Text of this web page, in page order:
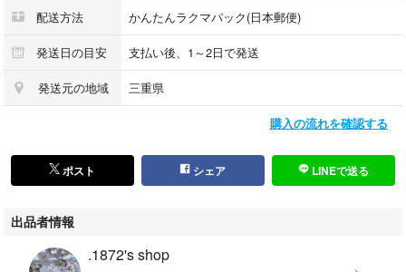
割れやカスレ、若干のラメ落ちが見られますが、着用に差し支える大きな
• ボディ：若干の色あせが見られます。
パンク・ストリートファッションの味としてご理解いただける方のみご購
入をお願いいたします。
⸻
・値下げ交渉は致しませんので、ご了承ください。
・梱包はコンパクトに畳んで発送いたします。畳みジワはご容赦くださ
・写真のハンガーは付属しません。
・照明などの影響で実際の色味が異なる場合があります。特にラメの質感
配送方法 かんたんラクマパック(日本郵便)
発送日の目安 支払い後、1～2日で発送
発送元の地域 三重県
購入の流れを確認する
ポスト シェア LINEで送る
出品者情報
.1872's shop